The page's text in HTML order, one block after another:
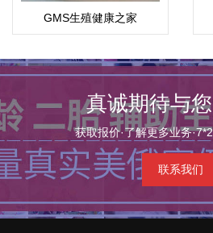
GMS生殖健康之家
真诚期待与
获取报价·了解更多业务
联系我们